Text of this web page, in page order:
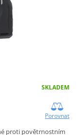
SKLADEM
Porovnat
proti povětrnostním